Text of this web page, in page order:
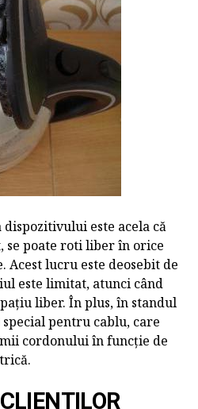
este acela că
se poate roti liber în orice
Acest lucru este deosebit de
este limitat, atunci când
liber. În plus, în standul
pentru cablu, care
cordonului în funcție de